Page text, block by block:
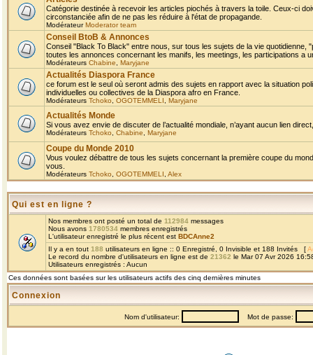
Catégorie destinée à recevoir les articles piochés à travers la toile. Ceux-ci
circonstanciée afin de ne pas les réduire à l'état de propagande.
ModérateurModerator team
Conseil BtoB & Annonces
Conseil "Black To Black" entre nous, sur tous les sujets de la vie
toutes les annonces concernant les manifs, les meetings, les participations a
Modérateurs Chabine Maryjane
Actualités Diaspora France
ce forum est le seul où seront admis des sujets en rapport avec la situation
individuelles ou collectives de la Diaspora afro en France.
Modérateurs Tchoko OGOTEMMELI Maryjane
Actualités Monde
Si vous avez envie de discuter de l’actualité mondiale, n’ayant aucun lien
Modérateurs Tchoko Chabine Maryjane
Coupe du Monde 2010
Vous voulez débattre de tous les sujets concernant la première coupe du
vous.
Modérateurs Tchoko OGOTEMMELI Alex
Qui est en ligne ?
Nos membres ont posté un total de 112984 messages
Nous avons 1780534 membres enregistrés
L'utilisateur enregistré le plus récent est BDCAnne2
Il y a en tout 188 utilisateurs en ligne :: 0 Enregistré, 0 Invisible et 188 Invités [
Le record du nombre d'utilisateurs en ligne est de 21362 le Mar 07 Avr 2026
Utilisateurs enregistrés : Aucun
Ces données sont basées sur les utilisateurs actifs des cinq dernières minutes
Connexion
Nom d'utilisateur: Mot de passe: